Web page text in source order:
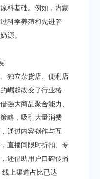
料基础。例如，内蒙
科学养殖和先进管
源。​
独立杂货店、便利店
崛起改变了行业格
强大商品聚合能力、
略，吸引大量消费
通过内容创作与互
直播间限时折扣、专
还借助用户口碑传播
线上渠道占比已达